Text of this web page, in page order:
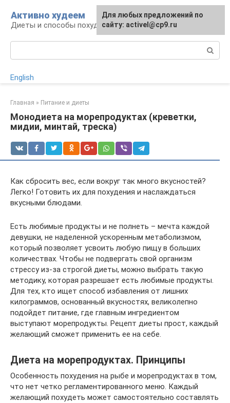
контенту
Активно худеем
Диеты и способы похудения
English
Главная » Питание и диеты
Монодиета на морепродуктах (креветки,
мидии, минтай, треска)
Как сбросить вес, если вокруг так много вкусностей?
Легко! Готовить их для похудения и наслаждаться
вкусными блюдами.
Есть любимые продукты и не полнеть – мечта каждой
девушки, не наделенной ускоренным метаболизмом,
который позволяет усвоить любую пищу в больших
количествах. Чтобы не подвергать свой организм
стрессу из-за строгой диеты, можно выбрать такую
методику, которая разрешает есть любимые продукты.
Для тех, кто ищет способ избавления от лишних
килограммов, основанный вкусностях, великолепно
подойдет питание, где главным ингредиентом
выступают морепродукты. Рецепт диеты прост, каждый
желающий сможет применить ее на себе.
Диета на морепродуктах. Принципы
Особенность похудения на рыбе и морепродуктах в том,
что нет четко регламентированного меню. Каждый
желающий похудеть может самостоятельно составлять
Для любых предложений по
сайту: activel@cp9.ru